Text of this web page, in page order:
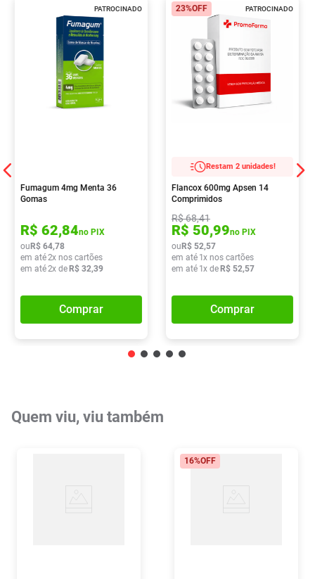
PATROCINADO
Fumagum 4mg Menta 36
Gomas
R$ 62,84no PIX
ou R$ 64,78
em até2x nos cartões
em até2x de R$ 32,39
Comprar
PATROCINADO
23%OFF
Restam 2 unidades!
Flancox 600mg Apsen 14
Comprimidos
R$68,41
R$ 50,99no PIX
ou R$ 52,57
em até 1x nos cartões
em até 1x de R$ 52,57
Comprar
Quem viu, viu também
16%OFF